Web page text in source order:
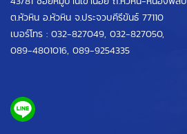
ต.หัวหิน อ.หัวหิน จ.ประจวบคีรีขันธ์ 77110
เบอร์โทร : 032-827049, 032-827050,
089-4801016, 089-9254335